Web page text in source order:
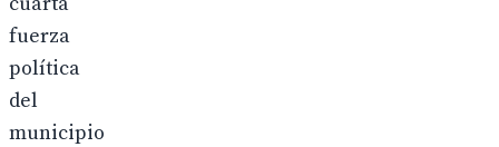
fuerza
política
del
municipio